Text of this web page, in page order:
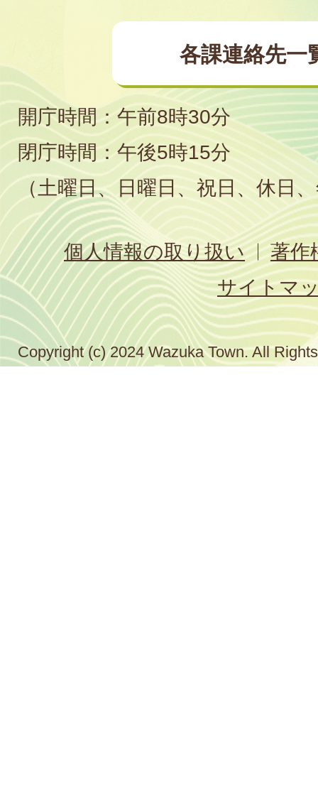
各課連絡先一
開庁時間：午前8時30分
閉庁時間：午後5時15分
（土曜日、日曜日、祝日、休日
個人情報の取り扱い
著作
サイトマ
Copyright (c) 2024 Wazuka Town. All